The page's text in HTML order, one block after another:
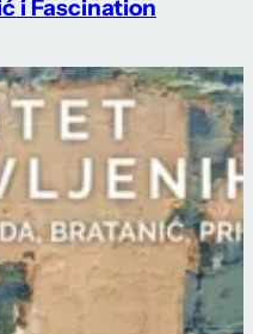
i Fascination